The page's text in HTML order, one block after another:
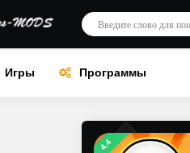
Игры Программы
4.4